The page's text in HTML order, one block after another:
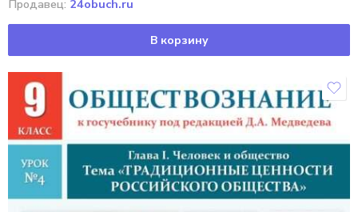
Продавец: 24obuch.ru
В корзину